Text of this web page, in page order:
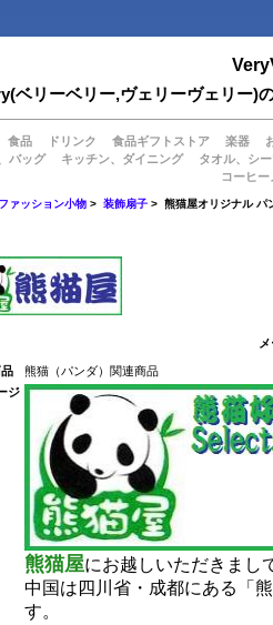
ベリーベリー,ヴェリーヴェリー)
食品 ドリンク 食品ギフトストア 楽器
バッグ キッチン、ダイニング
タオル、シ
コーヒ
ファッション小物 >装飾扇子 > 熊猫屋オリジナル パ
熊猫（パンダ）関連商品
ジ
熊猫屋にお越しいただきまし
中国は四川省・成都にある「
す。